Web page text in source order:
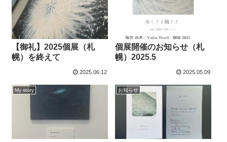
【御礼】2025個展（札
幌）を終えて
2025.06.12
個展開催のお知らせ（札
幌）2025.5
2025.05.09
My story お知らせ